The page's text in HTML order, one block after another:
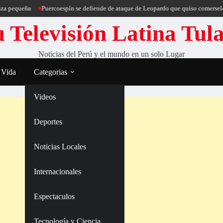
Puercoespín se defiende de ataque de Leopardo que quiso comerselo
Televisión Latina
Noticias del Perú y el mundo en un solo Lugar
Categorias
Videos
Deportes
Noticias Locales
Internacionales
Espectaculos
Tecnología y Ciencia